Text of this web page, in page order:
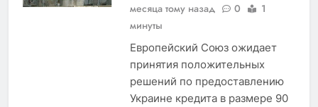
месяца тому назад
0
1
минуты
Европейский Союз ожидает
принятия положительных
решений по предоставлению
Украине кредита в размере 90